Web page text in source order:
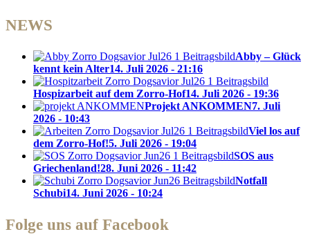
NEWS
Abby – Glück
kennt kein Alter14. Juli 2026 - 21:16
Hospizarbeit auf dem Zorro-Hof14. Juli 2026 - 19:36
Projekt ANKOMMEN7. Juli
2026 - 10:43
Viel los auf
dem Zorro-Hof!5. Juli 2026 - 19:04
SOS aus
Griechenland!28. Juni 2026 - 11:42
Notfall
Schubi14. Juni 2026 - 10:24
Folge uns auf Facebook